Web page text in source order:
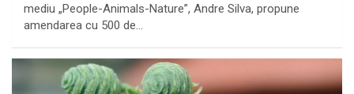
mediu „People-Animals-Nature”, Andre Silva, propune
amendarea cu 500 de…